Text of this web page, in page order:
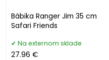
Bábika Ranger Jim 35 cm
Safari Friends
Na externom sklade
27.96 €